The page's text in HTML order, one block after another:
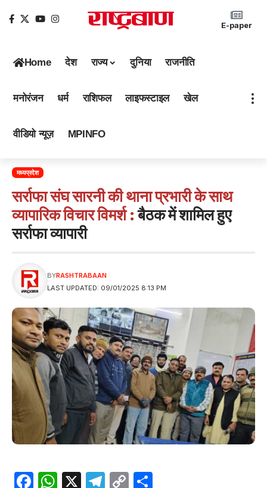
E-paper
Home देश राज्य दुनिया राजनीति
मनोरंजन धर्म राशिफल लाइफस्टाइल खेल
वीडियो न्यूज़ MPINFO
मध्यप्रदेश
सर्राफा संघ सारनी की थाना प्रभारी के साथ
व्यापारिक विचार विमर्श :बैठक में शामिल हुए
सर्राफा व्यापारी
LAST UPDATED: 09/01/2025 8:13 PM
BYRASHTRABAAN
Facebook
WhatsApp
X Telegram
Copy